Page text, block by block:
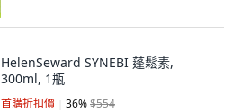
HelenSeward SYNEBI 蓬鬆素,
300ml, 1瓶
首購折扣價 36%$554